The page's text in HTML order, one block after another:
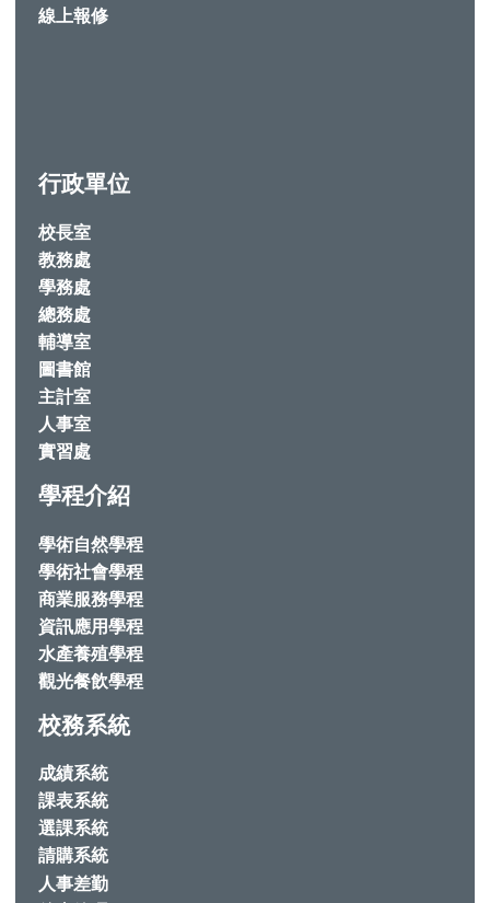
線上報修
行政單位
校長室
教務處
學務處
總務處
輔導室
圖書館
主計室
人事室
實習處
學程介紹
學術自然學程
學術社會學程
商業服務學程
資訊應用學程
水產養殖學程
觀光餐飲學程
校務系統
成績系統
課表系統
選課系統
請購系統
人事差勤